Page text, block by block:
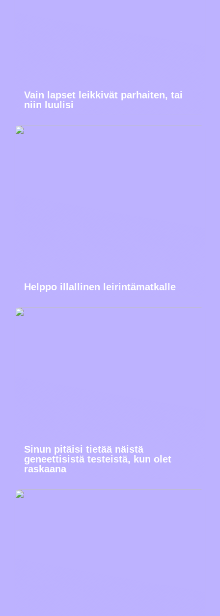
Vain lapset leikkivät parhaiten, tai
niin luulisi
Helppo illallinen leirintämatkalle
Sinun pitäisi tietää näistä
geneettisistä testeistä, kun olet
raskaana